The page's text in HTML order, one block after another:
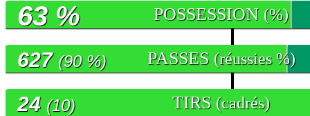
POSSESSION (%)
63 %
PASSES (réussies %)
627 (90 %)
TIRS (cadrés)
24 (10)